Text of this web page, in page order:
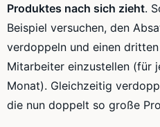
Produktes nach sich zieht.
Beispiel versuchen, den
verdoppeln und einen
Mitarbeiter einzustellen (für
Monat). Gleichzeitig
die nun doppelt so große